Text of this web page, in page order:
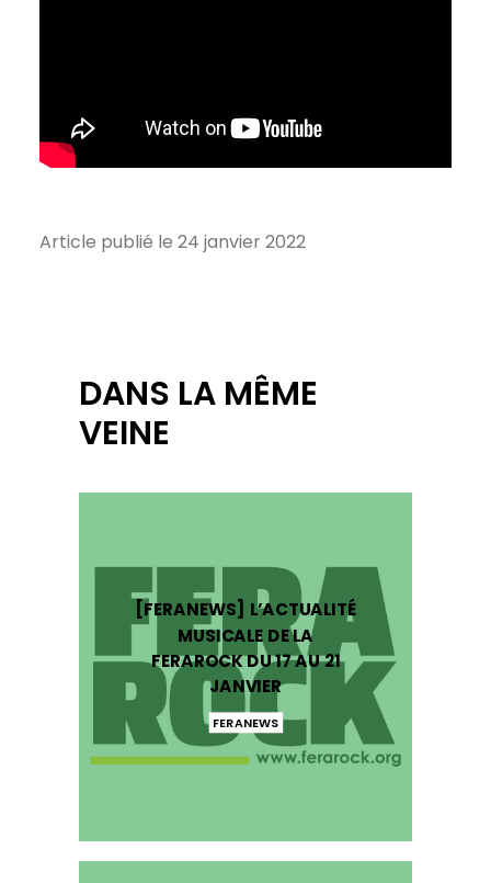
Article publié le 24 janvier 2022
DANS LA MÊME
VEINE
[FERANEWS] L’ACTUALITÉ
MUSICALE DE LA
FERAROCK DU 17 AU 21
JANVIER
FERANEWS